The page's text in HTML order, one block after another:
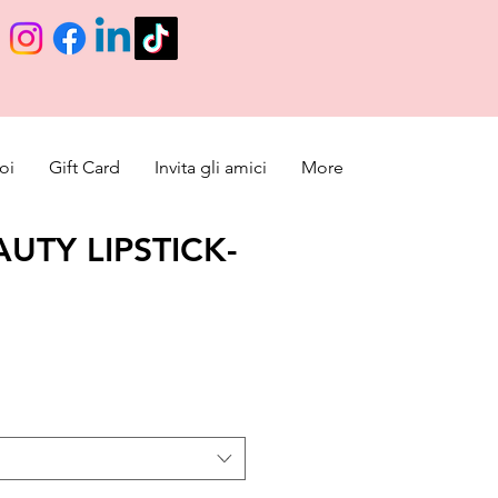
Gift Card Invita gli amici More
LIPSTICK-